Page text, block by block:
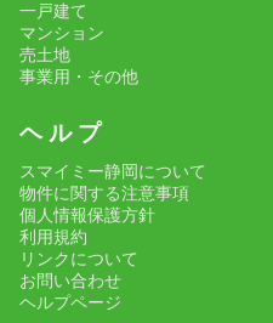
一戸建て
マンション
売土地
事業用・その他
ヘ ル プ
スマイミー静岡について
物件に関する注意事項
個人情報保護方針
利用規約
リンクについて
お問い合わせ
ヘルプページ